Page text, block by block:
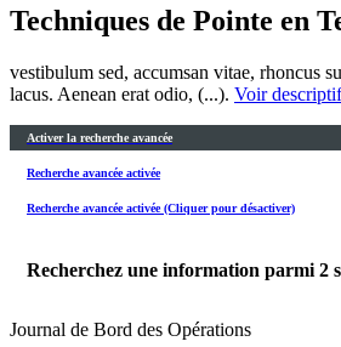
Techniques de Pointe en
vestibulum sed, accumsan vitae, rhoncus
lacus. Aenean erat odio, (...). Voir
Activer la recherche avancée
Recherche avancée activée
Recherche avancée activée (Cliquer pour désactiver)
Recherchez une information parmi 2
Journal de Bord des Opérations